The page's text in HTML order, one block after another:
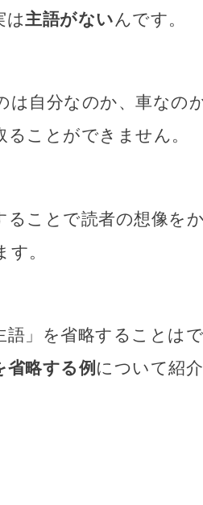
は主語がないんです。
は自分なのか、車なの
ことができません。
ることで読者の想像を
。
語」を省略することは
省略する例 について紹